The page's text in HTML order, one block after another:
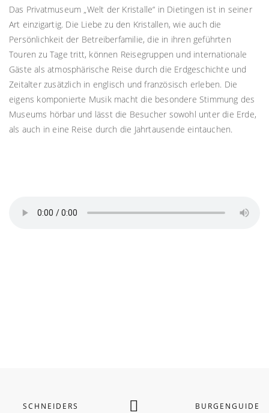
Das Privatmuseum „Welt der Kristalle“ in Dietingen ist in seiner
Art einzigartig. Die Liebe zu den Kristallen, wie auch die
Persönlichkeit der Betreiberfamilie, die in ihren geführten
Touren zu Tage tritt, können Reisegruppen und internationale
Gäste als atmosphärische Reise durch die Erdgeschichte und
Zeitalter zusätzlich in englisch und französisch erleben. Die
eigens komponierte Musik macht die besondere Stimmung des
Museums hörbar und lässt die Besucher sowohl unter die Erde,
als auch in eine Reise durch die Jahrtausende eintauchen.
SCHNEIDERS BURGENGUIDE